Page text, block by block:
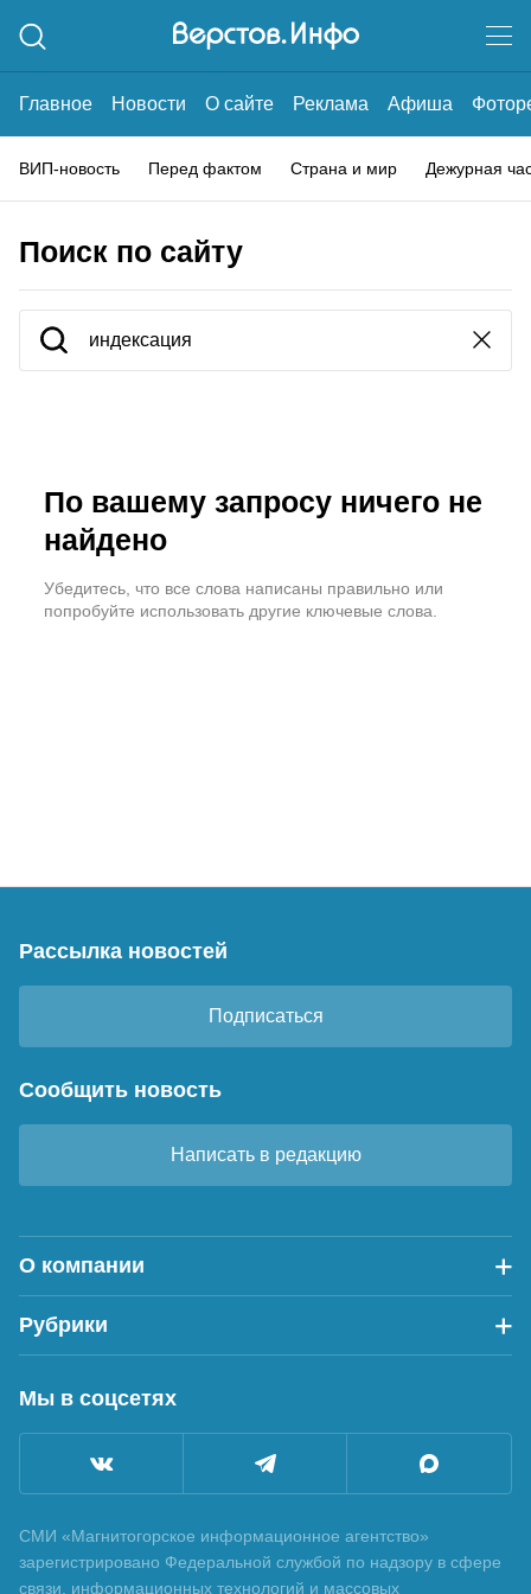
Главное Новости О сайте Реклама Афиша
ВИП-новость Перед фактом Страна и мир Дежурная
Поиск по сайту
По вашему запросу ничего не
найдено
Убедитесь, что все слова написаны правильно или
попробуйте использовать другие ключевые слова.
Рассылка новостей
Подписаться
Сообщить новость
Написать в редакцию
О компании
Рубрики
Мы в соцсетях
СМИ «Магнитогорское информационное агентство»
зарегистрировано Федеральной службой по надзору в сфере
связи, информационных технологий и массовых